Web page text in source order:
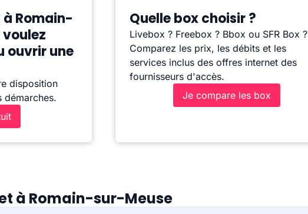
Romain-
ouvrir une
disposition
démarches.
Quelle box choisir ?
Livebox ? Freebox ? Bbox ou SFR Box ?
Comparez les prix, les débits et les
services inclus des offres internet des
fournisseurs d'accès.
Je compare les box
à Romain-sur-Meuse